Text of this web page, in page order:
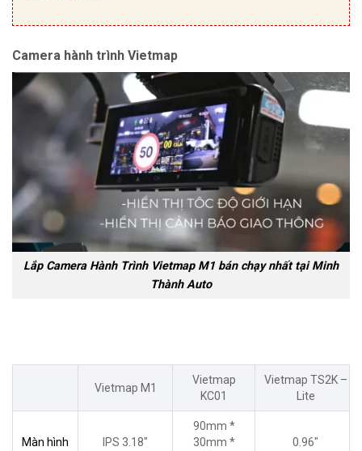
Camera hành trình Vietmap
Lắp Camera Hành Trình Vietmap M1 bán chạy nhất tại Minh
Thành Auto
Vietmap M1
Vietmap
KC01
Vietmap TS2K –
Lite
Màn hình IPS 3.18″
90mm *
30mm *
0.96″